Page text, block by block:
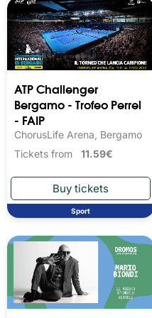
ATP Challenger
Bergamo - Trofeo Perrel
- FAIP
ChorusLife Arena, Bergamo
Tickets from 11.59€
Sport